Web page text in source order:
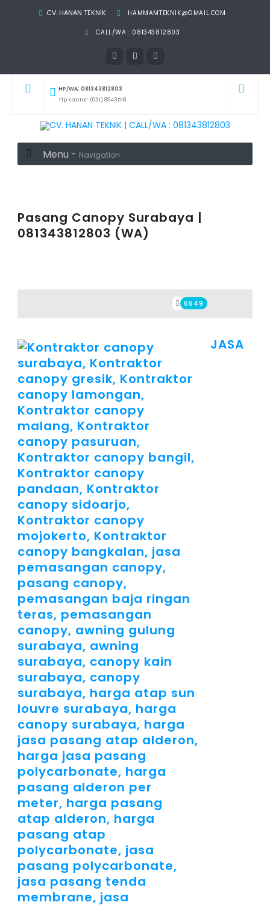
CV. HANAN TEKNIK HAMMAMTEKNIK@GMAIL.COM
CALL/WA : 081343812803
HP/WA: 081343812803
Tlp Kantor: (031) 8943518
Menu - Navigation
Pasang Canopy Surabaya |
081343812803 (WA)
6649
JASA